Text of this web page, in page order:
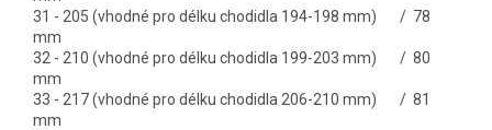
31 - 205 (vhodné pro délku chodidla 194-198 mm) / 78
mm
32 - 210 (vhodné pro délku chodidla 199-203 mm) / 80
mm
33 - 217 (vhodné pro délku chodidla 206-210 mm) / 81
mm